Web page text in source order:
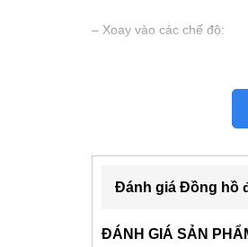
– Xoay vào các chế độ:
+ 5 phút, lắc để đếm
+ DIY: chỉnh tay thời gian
Đánh giá Đồng hồ
ĐÁNH GIÁ SẢN